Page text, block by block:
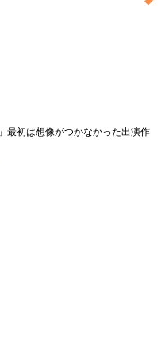
最初は想像がつかなかった出演作